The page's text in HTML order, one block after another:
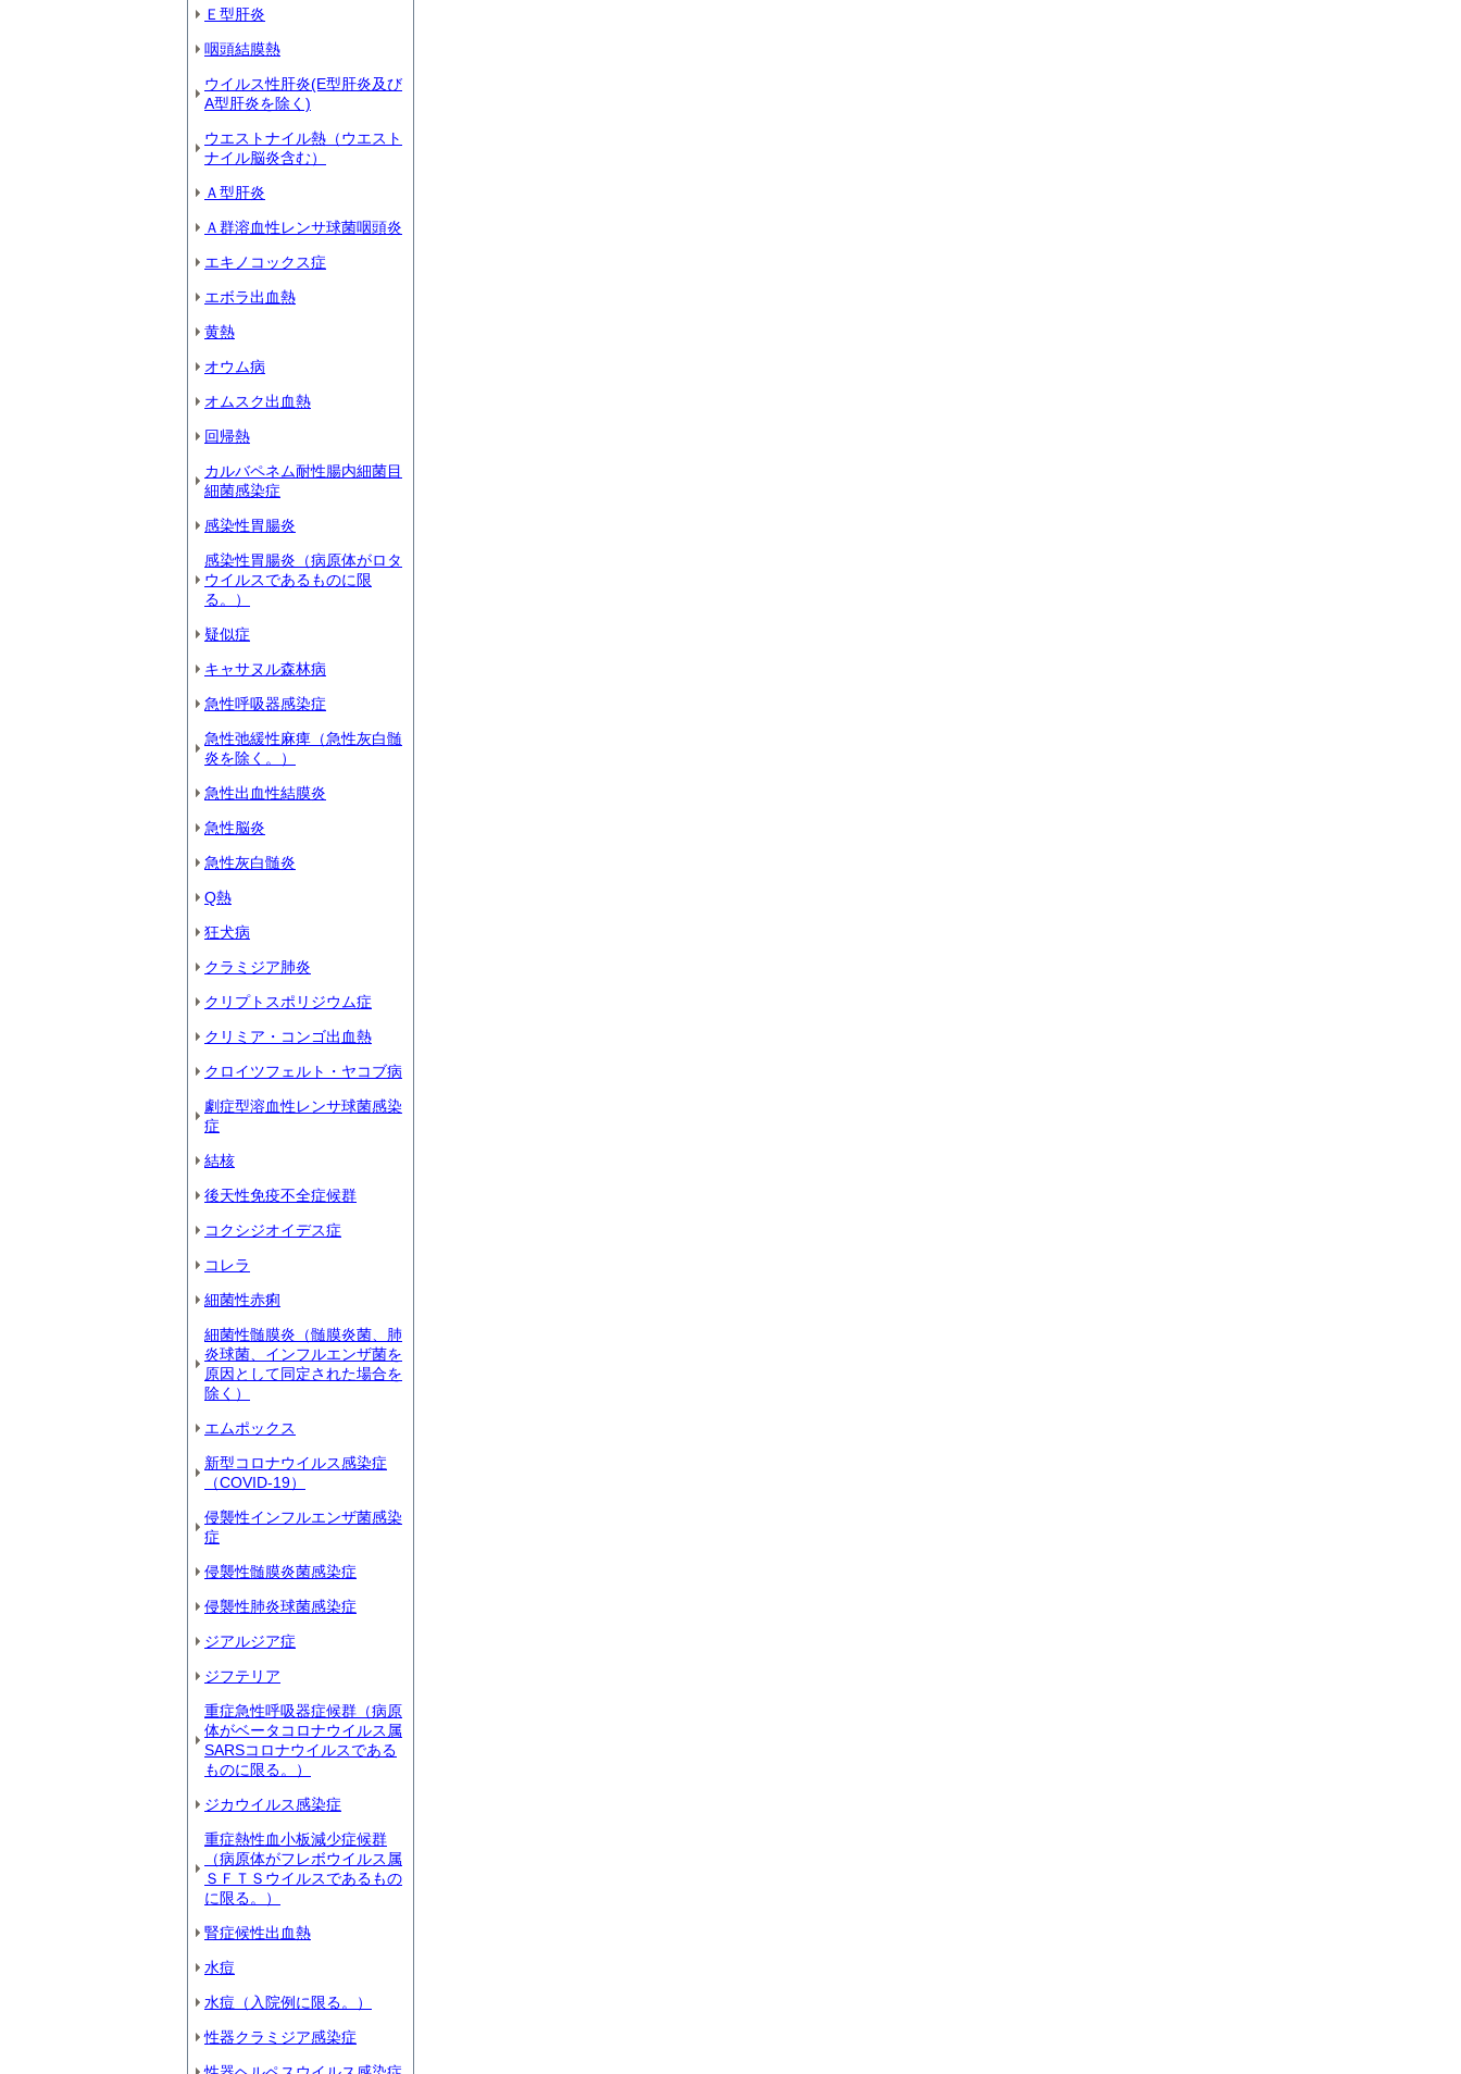
Ｅ型肝炎
咽頭結膜熱
ウイルス性肝炎(E型肝炎及び
A型肝炎を除く)
ウエストナイル熱（ウエスト
ナイル脳炎含む）
Ａ型肝炎
Ａ群溶血性レンサ球菌咽頭炎
エキノコックス症
エボラ出血熱
黄熱
オウム病
オムスク出血熱
回帰熱
カルバペネム耐性腸内細菌目
細菌感染症
感染性胃腸炎
感染性胃腸炎（病原体がロタ
ウイルスであるものに限
る。）
疑似症
キャサヌル森林病
急性呼吸器感染症
急性弛緩性麻痺（急性灰白髄
炎を除く。）
急性出血性結膜炎
急性脳炎
急性灰白髄炎
Q熱
狂犬病
クラミジア肺炎
クリプトスポリジウム症
クリミア・コンゴ出血熱
クロイツフェルト・ヤコブ病
劇症型溶血性レンサ球菌感染
症
結核
後天性免疫不全症候群
コクシジオイデス症
コレラ
細菌性赤痢
細菌性髄膜炎（髄膜炎菌、肺
炎球菌、インフルエンザ菌を
原因として同定された場合を
除く）
エムポックス
新型コロナウイルス感染症
（COVID‐19）
侵襲性インフルエンザ菌感染
症
侵襲性髄膜炎菌感染症
侵襲性肺炎球菌感染症
ジアルジア症
ジフテリア
重症急性呼吸器症候群（病原
体がベータコロナウイルス属
SARSコロナウイルスである
ものに限る。）
ジカウイルス感染症
重症熱性血小板減少症候群
（病原体がフレボウイルス属
ＳＦＴＳウイルスであるもの
に限る。）
腎症候性出血熱
水痘
水痘（入院例に限る。）
性器クラミジア感染症